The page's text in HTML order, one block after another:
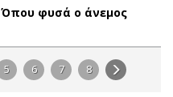
Όπου φυσά ο άνεμος
5 6 7 8